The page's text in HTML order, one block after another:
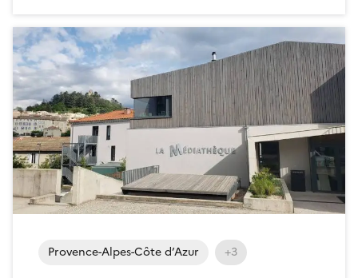
Provence-Alpes-Côte d’Azur +3